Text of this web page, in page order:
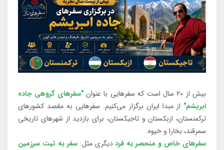
بیش از 20 سال است که سفرهایی با عنوان
"سفرهای گروهی جاده
ابریشم" از مبدا ایران برگزار می‌کنیم. سفرهایی به مقصد کشورهای
ترکمنستان، ازبکستان و تاجیکستان، برای بازدید از شهرهای تاریخی
سمرقند، بخارا و خیوه.
سفرهای خاص و منحصر به فرددیگری مثل:سفر به تبت سرزمین